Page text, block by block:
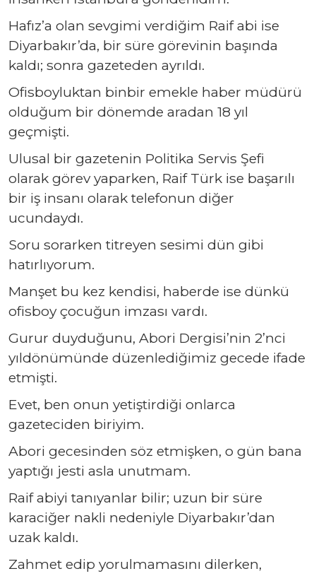
Hafız’a olan sevgimi verdiğim Raif abi ise
Diyarbakır’da, bir süre görevinin başında
kaldı; sonra gazeteden ayrıldı.
Ofisboyluktan binbir emekle haber müdürü
olduğum bir dönemde aradan 18 yıl
geçmişti.
Ulusal bir gazetenin Politika Servis Şefi
olarak görev yaparken, Raif Türk ise başarılı
bir iş insanı olarak telefonun diğer
ucundaydı.
Soru sorarken titreyen sesimi dün gibi
hatırlıyorum.
Manşet bu kez kendisi, haberde ise dünkü
ofisboy çocuğun imzası vardı.
Gurur duyduğunu, Abori Dergisi’nin 2’nci
yıldönümünde düzenlediğimiz gecede ifade
etmişti.
Evet, ben onun yetiştirdiği onlarca
gazeteciden biriyim.
Abori gecesinden söz etmişken, o gün bana
yaptığı jesti asla unutmam.
Raif abiyi tanıyanlar bilir; uzun bir süre
karaciğer nakli nedeniyle Diyarbakır’dan
uzak kaldı.
Zahmet edip yorulmamasını dilerken,